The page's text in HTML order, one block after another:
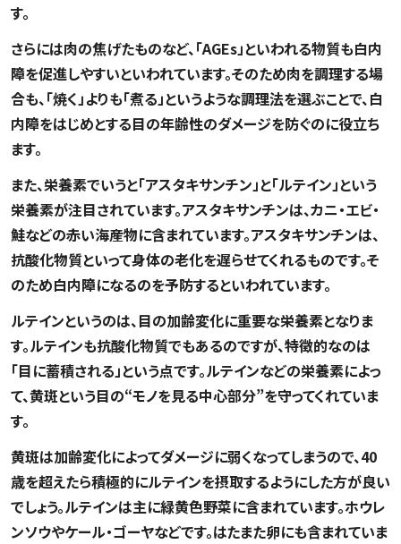
す。
さらには肉の焦げたものなど、「AGEs」といわれる物質も白内
障を促進しやすいといわれています。そのため肉を調理する場
合も、「焼く」よりも「煮る」というような調理法を選ぶことで、白
内障をはじめとする目の年齢性のダメージを防ぐのに役立ち
ます。
また、栄養素でいうと「アスタキサンチン」と「ルテイン」という
栄養素が注目されています。アスタキサンチンは、カニ・エビ・
鮭などの赤い海産物に含まれています。アスタキサンチンは、
抗酸化物質といって身体の老化を遅らせてくれるものです。そ
のため白内障になるのを予防するといわれています。
ルテインというのは、目の加齢変化に重要な栄養素となりま
す。ルテインも抗酸化物質でもあるのですが、特徴的なのは
「目に蓄積される」という点です。ルテインなどの栄養素によっ
て、黄斑という目の“モノを見る中心部分”を守ってくれていま
す。
黄斑は加齢変化によってダメージに弱くなってしまうので、40
歳を超えたら積極的にルテインを摂取するようにした方が良い
でしょう。ルテインは主に緑黄色野菜に含まれています。ホウレ
ンソウやケール・ゴーヤなどです。はたまた卵にも含まれていま